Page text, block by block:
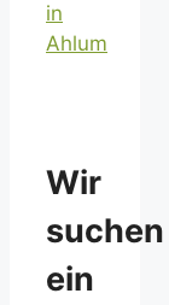
in
Ahlum
Wir
suchen
ein